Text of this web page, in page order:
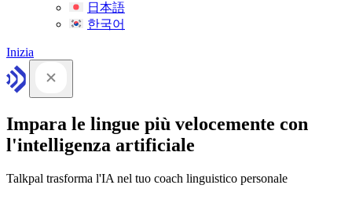
日本語
한국어
Inizia
Impara le lingue più velocemente con
l'intelligenza artificiale
Talkpal trasforma l'IA nel tuo coach linguistico personale